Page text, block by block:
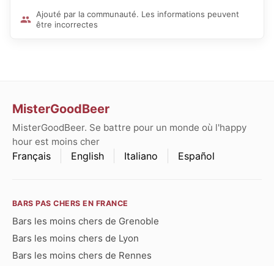
Ajouté par la communauté. Les informations peuvent
être incorrectes
MisterGoodBeer
MisterGoodBeer. Se battre pour un monde où l'happy
hour est moins cher
Français English Italiano Español
BARS PAS CHERS EN FRANCE
Bars les moins chers de Grenoble
Bars les moins chers de Lyon
Bars les moins chers de Rennes